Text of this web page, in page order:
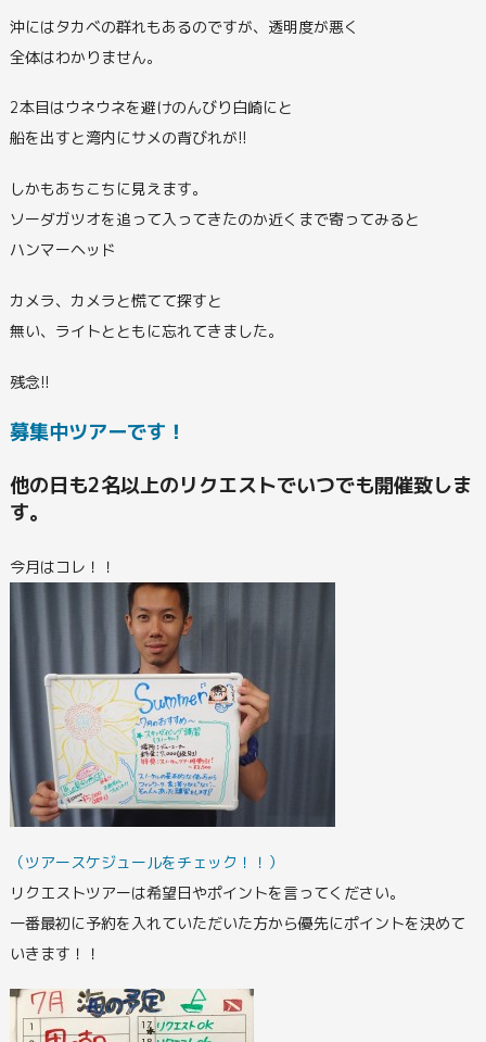
沖にはタカベの群れもあるのですが、透明度が悪く
全体はわかりません。
2本目はウネウネを避けのんびり白崎にと
船を出すと湾内にサメの背びれが!!
しかもあちこちに見えます。
ソーダガツオを追って入ってきたのか近くまで寄ってみると
ハンマーヘッド
カメラ、カメラと慌てて探すと
無い、ライトとともに忘れてきました。
残念!!
募集中ツアーです！
他の日も2名以上のリクエストでいつでも開催致しま
す。
今月はコレ！！
（ツアースケジュールをチェック！！）
リクエストツアーは希望日やポイントを言ってください。
一番最初に予約を入れていただいた方から優先にポイントを決めて
いきます！！